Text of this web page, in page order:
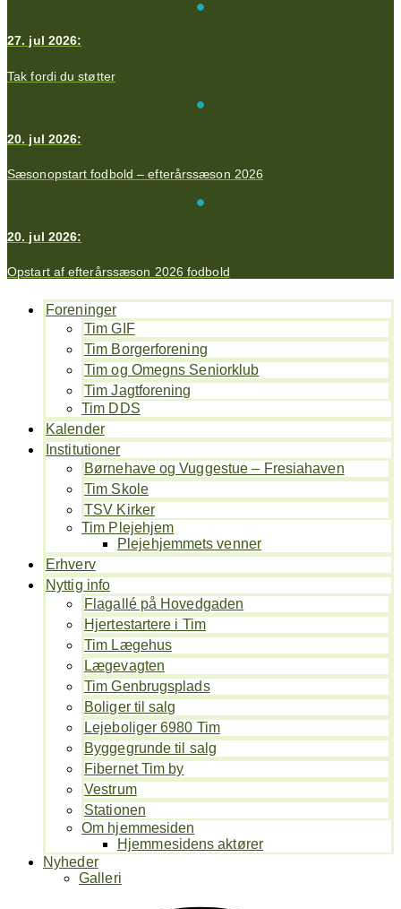
27. jul 2026:
Tak fordi du støtter
20. jul 2026:
Sæsonopstart fodbold – efterårssæson 2026
20. jul 2026:
Opstart af efterårssæson 2026 fodbold
Foreninger
Tim GIF
Tim Borgerforening
Tim og Omegns Seniorklub
Tim Jagtforening
Tim DDS
Kalender
Institutioner
Børnehave og Vuggestue – Fresiahaven
Tim Skole
TSV Kirker
Tim Plejehjem
Plejehjemmets venner
Erhverv
Nyttig info
Flagallé på Hovedgaden
Hjertestartere i Tim
Tim Lægehus
Lægevagten
Tim Genbrugsplads
Boliger til salg
Lejeboliger 6980 Tim
Byggegrunde til salg
Fibernet Tim by
Vestrum
Stationen
Om hjemmesiden
Hjemmesidens aktører
Nyheder
Galleri